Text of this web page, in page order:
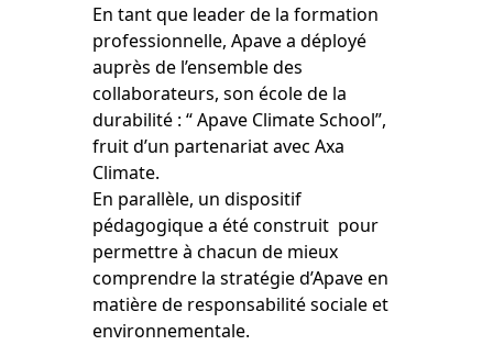
En tant que leader de la formation
professionnelle, Apave a déployé
auprès de l’ensemble des
collaborateurs, son école de la
durabilité : “ Apave Climate School”,
fruit d’un partenariat avec Axa
Climate.
En parallèle, un dispositif
pédagogique a été construit pour
permettre à chacun de mieux
comprendre la stratégie d’Apave en
matière de responsabilité sociale et
environnementale.